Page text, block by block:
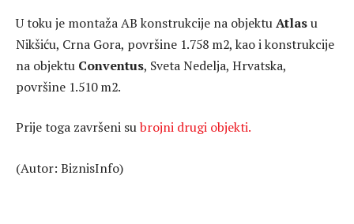
U toku je montaža AB konstrukcije na objektuAtlasu
Nikšiću, Crna Gora, površine 1.758 m2, kao i konstrukcije
na objektu Conventus, Sveta Nedelja, Hrvatska,
površine 1.510 m2.
Prije toga završeni subrojni drugi objekti.
(Autor: BiznisInfo)